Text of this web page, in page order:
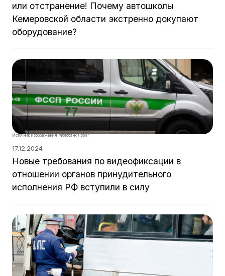
или отстранение! Почему автошколы
Кемеровской области экстренно докупают
оборудование?
Источник изображения "Фотобанк Лори"
17.12.2024
Новые требования по видеофиксации в
отношении органов принудительного
исполнения РФ вступили в силу